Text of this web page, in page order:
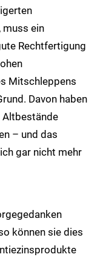
muss ein
Rechtfertigung
Mitschleppens
Davon haben
Altbestände
– und das
gar nicht mehr
können sie dies